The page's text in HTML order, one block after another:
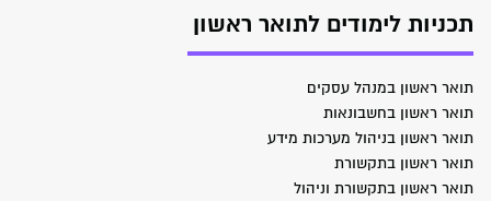
תכניות לימודים לתואר ראשון
תואר ראשון במנהל עסקים
תואר ראשון בחשבונאות
תואר ראשון בניהול מערכות מידע
תואר ראשון בתקשורת
תואר ראשון בתקשורת וניהול